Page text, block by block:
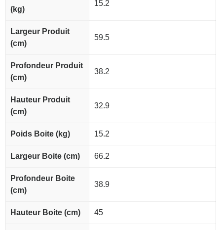
(kg)
15.2
Largeur Produit
(cm)
59.5
Profondeur Produit
(cm)
38.2
Hauteur Produit
(cm)
32.9
Poids Boite (kg) 15.2
Largeur Boite (cm) 66.2
Profondeur Boite
(cm)
38.9
Hauteur Boite (cm) 45